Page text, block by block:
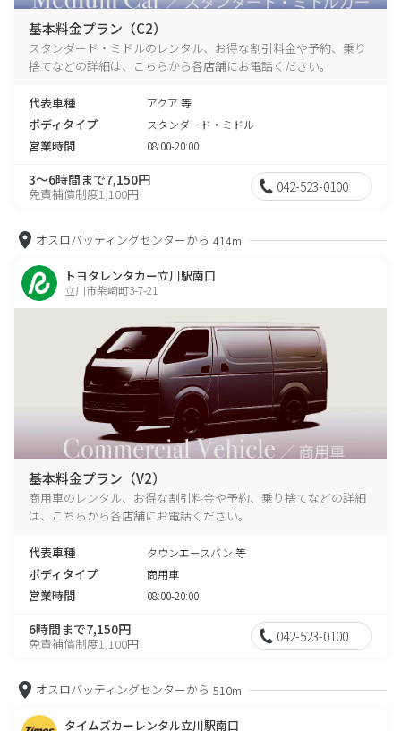
基本料金プラン（C2）
スタンダード・ミドルのレンタル、お得な割引料金や予約、乗り
捨てなどの詳細は、こちらから各店舗にお電話ください。
代表車種 アクア 等
ボディタイプ スタンダード・ミドル
営業時間 08:00-20:00
3～6時間まで7,150円
免責補償制度1,100円 042-523-0100
オスロバッティングセンターから 414m
トヨタレンタカー立川駅南口
立川市柴崎町3-7-21
基本料金プラン（V2）
商用車のレンタル、お得な割引料金や予約、乗り捨てなどの詳細
は、こちらから各店舗にお電話ください。
代表車種 タウンエースバン 等
ボディタイプ 商用車
営業時間 08:00-20:00
6時間まで7,150円
免責補償制度1,100円 042-523-0100
オスロバッティングセンターから 510m
タイムズカーレンタル立川駅南口